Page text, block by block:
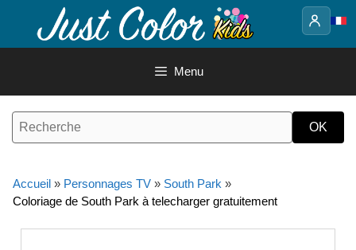
contenu
Menu
Accueil » Personnages TV » South Park »
Coloriage de South Park à telecharger gratuitement